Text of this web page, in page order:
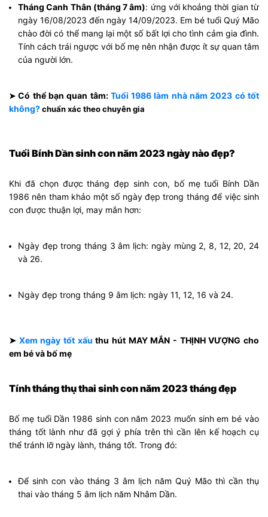
Tháng Canh Thân (tháng 7 âm): ứng với khoảng thời gian từ
ngày 16/08/2023 đến ngày 14/09/2023. Em bé tuổi Quý Mão
chào đời có thể mang lại một số bất lợi cho tình cảm gia đình.
Tính cách trái ngược với bố mẹ nên nhận được ít sự quan tâm
của người lớn.
➤Có thể bạn quan tâm: Tuổi 1986 làm nhà năm 2023 có tốt
không?chuẩn xác theo chuyên gia
Tuổi Bính Dần sinh con năm 2023 ngày nào đẹp?
Khi đã chọn được tháng đẹp sinh con, bố mẹ tuổi Bính Dần
1986 nên tham khảo một số ngày đẹp trong tháng để việc sinh
con được thuận lợi, may mắn hơn:
Ngày đẹp trong tháng 3 âm lịch: ngày mùng 2, 8, 12, 20, 24
và 26.
Ngày đẹp trong tháng 9 âm lịch: ngày 11, 12, 16 và 24.
➤ Xem ngày tốt xấu thu hút MAY MẮN - THỊNH VƯỢNG cho
em bé và bố mẹ
Tính tháng thụ thai sinh con năm 2023 tháng đẹp
Bố mẹ tuổi Dần 1986 sinh con năm 2023 muốn sinh em bé vào
tháng tốt lành như đã gợi ý phía trên thì cần lên kế hoạch cụ
thể tránh lỡ ngày lành, tháng tốt. Trong đó:
Để sinh con vào tháng 3 âm lịch năm Quý Mão thì cần thụ
thai vào tháng 5 âm lịch năm Nhâm Dần.